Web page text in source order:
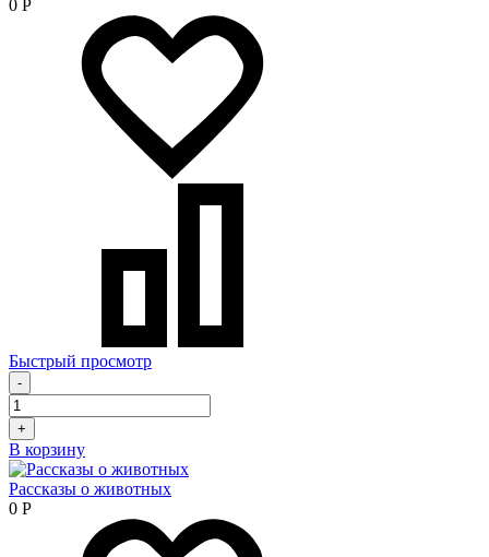
0 Р
Быстрый просмотр
-
+
В корзину
Рассказы о животных
0 Р